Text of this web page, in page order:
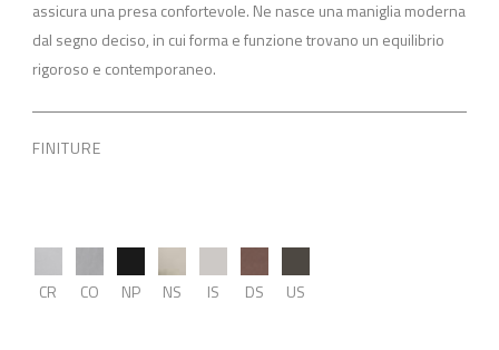
assicura una presa confortevole. Ne nasce una maniglia moderna
dal segno deciso, in cui forma e funzione trovano un equilibrio
rigoroso e contemporaneo.
FINITURE
CR CO NP NS IS DS US